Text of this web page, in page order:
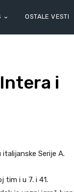
OSTALE VESTI
i
Serije A.
tim i u 7. i 41.